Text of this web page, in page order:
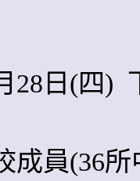
28日(四)
成員(36